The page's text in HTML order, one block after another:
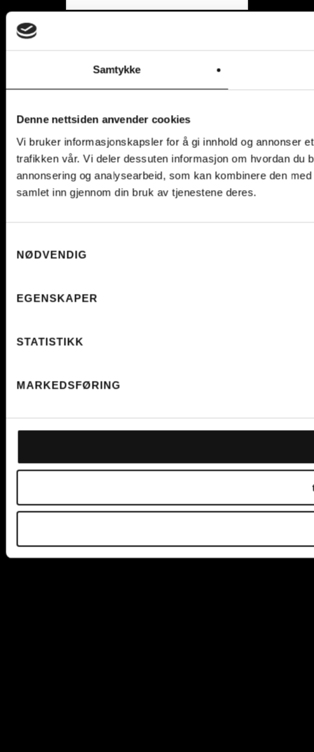
Samtykke
Denne nettsiden anvender cookies
Vi bruker informasjonskapsler for å gi innhold og annonser
trafikken vår. Vi deler dessuten informasjon om hvordan du
annonsering og analysearbeid, som kan kombinere den
samlet inn gjennom din bruk av tjenestene deres.
NØDVENDIG
EGENSKAPER
STATISTIKK
MARKEDSFØRING
ALL RIGHTS RESERVED